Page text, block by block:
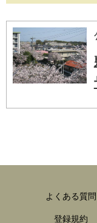
よくある質問
登録規約